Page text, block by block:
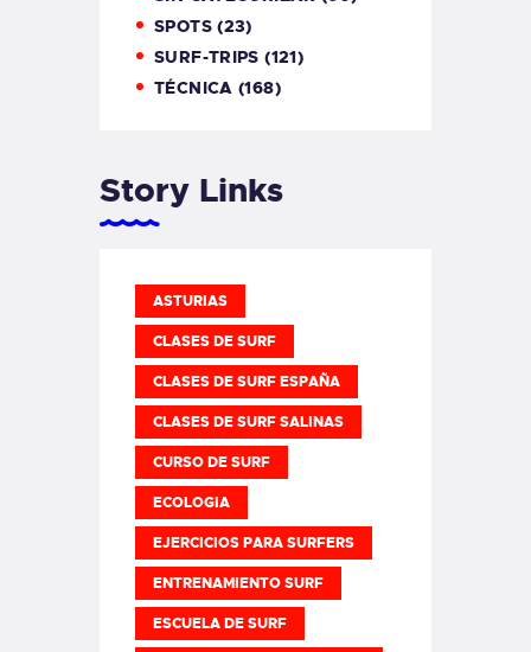
SPOTS(23)
SURF-TRIPS (121)
TÉCNICA (168)
Story Links
ASTURIAS
CLASES DE SURF
CLASES DE SURF ESPAÑA
CLASES DE SURF SALINAS
CURSO DE SURF
ECOLOGIA
EJERCICIOS PARA SURFERS
ENTRENAMIENTO SURF
ESCUELA DE SURF